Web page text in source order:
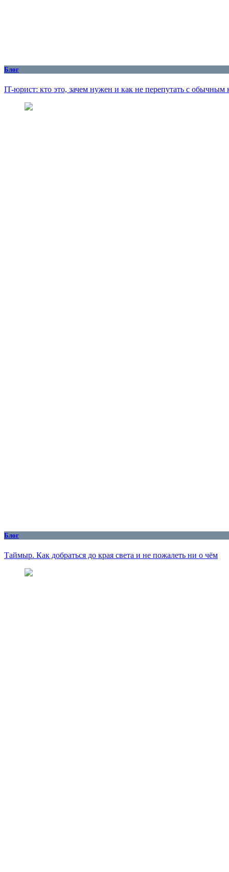
Блог
IT-юрист: кто это, зачем нужен и как не перепутать с обычным
Блог
Таймыр. Как добраться до края света и не пожалеть ни о чём